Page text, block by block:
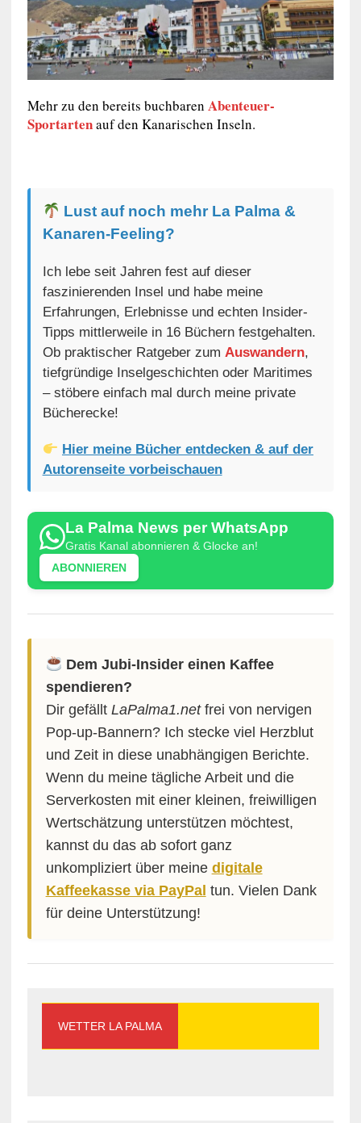
Mehr zu den bereits buchbaren Abenteuer-
Sportartenauf den Kanarischen Inseln.
Lust auf noch mehr La Palma &
Kanaren-Feeling?
Ich lebe seit Jahren fest auf dieser
faszinierenden Insel und habe meine
Erfahrungen, Erlebnisse und echten Insider-
Tipps mittlerweile in 16 Büchern festgehalten.
Ob praktischer Ratgeber zum Auswandern,
tiefgründige Inselgeschichten oder Maritimes
– stöbere einfach mal durch meine private
Bücherecke!
Hier meine Bücher entdecken & auf der
Autorenseite vorbeischauen
La Palma News per WhatsApp
Gratis Kanal abonnieren & Glocke an!
ABONNIEREN
Dem Jubi-Insider einen Kaffee
spendieren?
Dir gefällt LaPalma1.netfrei von nervigen
Pop-up-Bannern? Ich stecke viel Herzblut
und Zeit in diese unabhängigen Berichte.
Wenn du meine tägliche Arbeit und die
Serverkosten mit einer kleinen, freiwilligen
Wertschätzung unterstützen möchtest,
kannst du das ab sofort ganz
unkompliziert über meine digitale
Kaffeekasse via PayPal tun. Vielen Dank
für deine Unterstützung!
WETTER LA PALMA